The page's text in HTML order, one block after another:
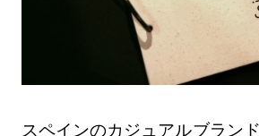
スペインのカジュアルブラン